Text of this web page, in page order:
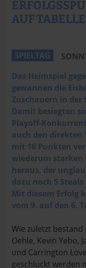
AUF
SPIELTAG
Das Heimspiel
gewannen die
Zuschauern in der
Damit besiegten
Playoff-
auch den direkten
mit 16 Punkten
wiederum starken
heraus, der
dazu noch 5
Mit diesem Erfolg
vom 9. auf den 6.
Wie zuletzt bestand
Oehle, Kevin Yebo,
und Carrington
geschluckt werden